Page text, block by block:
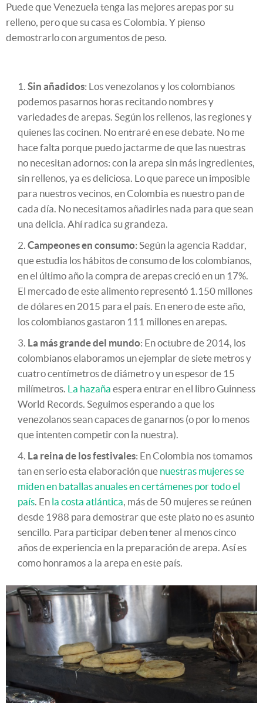
Puede que Venezuela tenga las mejores arepas por su
relleno, pero que su casa es Colombia. Y pienso
demostrarlo con argumentos de peso.
Sin añadidos: Los venezolanos y los colombianos
podemos pasarnos horas recitando nombres y
variedades de arepas. Según los rellenos, las regiones y
quienes las cocinen. No entraré en ese debate. No me
hace falta porque puedo jactarme de que las nuestras
no necesitan adornos: con la arepa sin más ingredientes,
sin rellenos, ya es deliciosa. Lo que parece un imposible
para nuestros vecinos, en Colombia es nuestro pan de
cada día. No necesitamos añadirles nada para que sean
una delicia. Ahí radica su grandeza.
Campeones en consumo: Según la agencia Raddar,
que estudia los hábitos de consumo de los colombianos,
en el último año la compra de arepas creció en un 17%.
El mercado de este alimento representó 1.150 millones
de dólares en 2015 para el país. En enero de este año,
los colombianos gastaron 111 millones en arepas.
La más grande del mundo: En octubre de 2014, los
colombianos elaboramos un ejemplar de siete metros y
cuatro centímetros de diámetro y un espesor de 15
milímetros. La hazaña espera entrar en el libro Guinness
World Records. Seguimos esperando a que los
venezolanos sean capaces de ganarnos (o por lo menos
que intenten competir con la nuestra).
La reina de los festivales: En Colombia nos tomamos
tan en serio esta elaboración que nuestras mujeres se
miden en batallas anuales en certámenes por todo el
país. En la costa atlántica, más de 50 mujeres se reúnen
desde 1988 para demostrar que este plato no es asunto
sencillo. Para participar deben tener al menos cinco
años de experiencia en la preparación de arepa. Así es
como honramos a la arepa en este país.